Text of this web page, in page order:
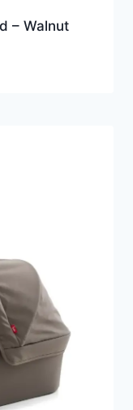
– Walnut